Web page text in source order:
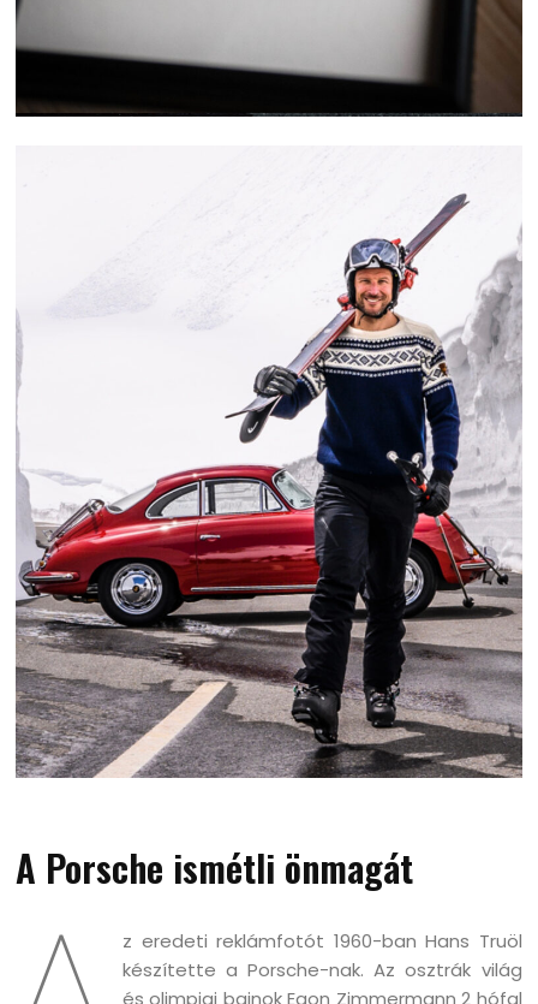
A Porsche ismétli önmagát
z eredeti reklámfotót 1960-ban Hans Truöl
készítette a Porsche-nak. Az osztrák világ
és olimpiai bajnok Egon Zimmermann 2 hófal